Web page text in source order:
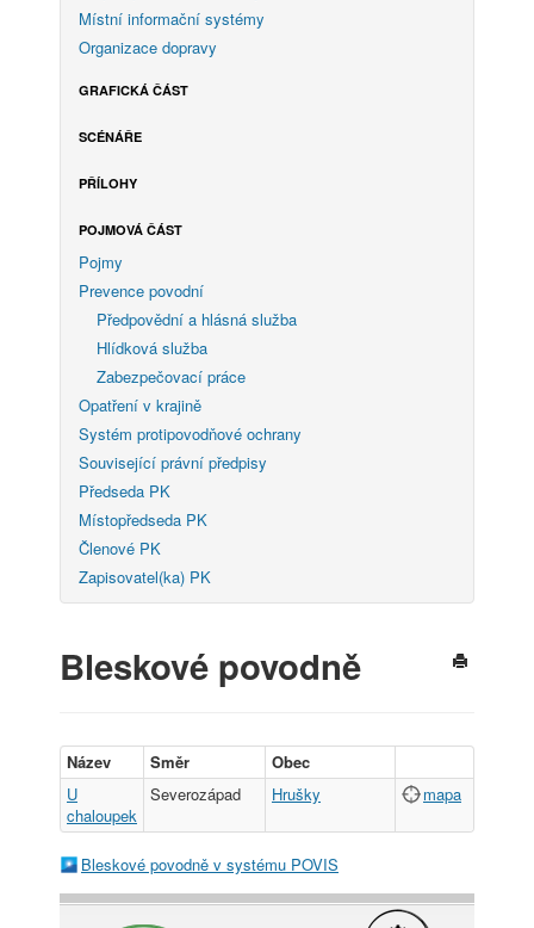
Místní informační systémy
Organizace dopravy
GRAFICKÁ ČÁST
SCÉNÁŘE
PŘÍLOHY
POJMOVÁ ČÁST
Pojmy
Prevence povodní
Předpovědní a hlásná služba
Hlídková služba
Zabezpečovací práce
Opatření v krajině
Systém protipovodňové ochrany
Související právní předpisy
Předseda PK
Místopředseda PK
Členové PK
Zapisovatel(ka) PK
Bleskové povodně
Název Směr
Obec
U
chaloupek
Severozápad Hrušky mapa
Bleskové povodně v systému POVIS